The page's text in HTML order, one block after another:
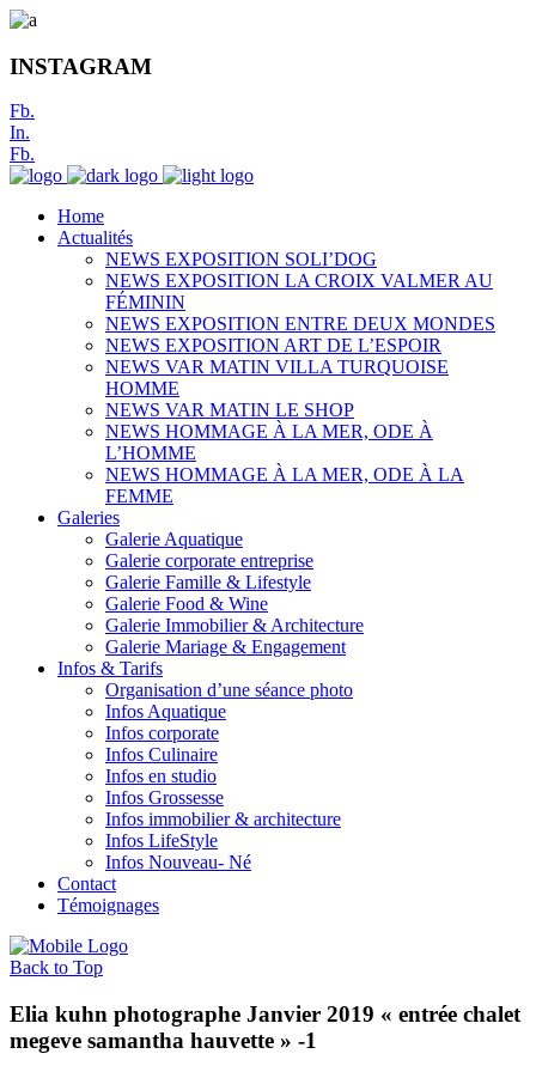
INSTAGRAM
Fb.
In.
Fb.
Home
Actualités
NEWS EXPOSITION SOLI’DOG
NEWS EXPOSITION LA CROIX VALMER AU
FÉMININ
NEWS EXPOSITION ENTRE DEUX MONDES
NEWS EXPOSITION ART DE L’ESPOIR
NEWS VAR MATIN VILLA TURQUOISE
HOMME
NEWS VAR MATIN LE SHOP
NEWS HOMMAGE À LA MER, ODE À
L’HOMME
NEWS HOMMAGE À LA MER, ODE À LA
FEMME
Galeries
Galerie Aquatique
Galerie corporate entreprise
Galerie Famille & Lifestyle
Galerie Food & Wine
Galerie Immobilier & Architecture
Galerie Mariage & Engagement
Infos & Tarifs
Organisation d’une séance photo
Infos Aquatique
Infos corporate
Infos Culinaire
Infos en studio
Infos Grossesse
Infos immobilier & architecture
Infos LifeStyle
Infos Nouveau- Né
Contact
Témoignages
Back to Top
Elia kuhn photographe Janvier 2019 « entrée chalet
megeve samantha hauvette » -1